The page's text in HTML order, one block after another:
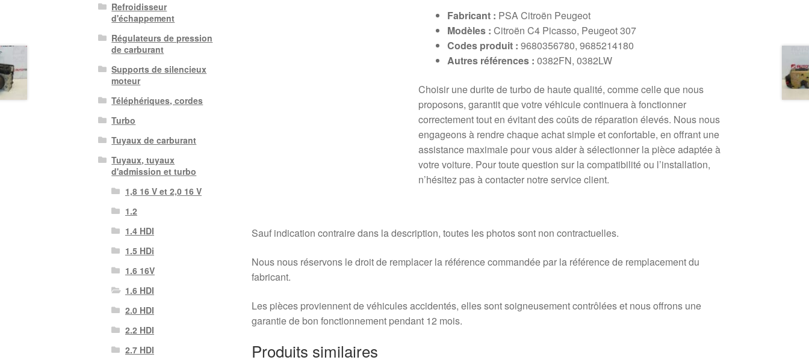
Fabricant : PSA Citroën Peugeot
Modèles : Citroën C4 Picasso, Peugeot 307
Codes produit : 9680356780, 9685214180
Autres références : 0382FN, 0382LW
Choisir une durite de turbo de haute qualité, comme celle que nous
proposons, garantit que votre véhicule continuera à fonctionner
correctement tout en évitant des coûts de réparation élevés. Nous nous
engageons à rendre chaque achat simple et confortable, en offrant une
assistance maximale pour vous aider à sélectionner la pièce adaptée à
votre voiture. Pour toute question sur la compatibilité ou l’installation,
n’hésitez pas à contacter notre service client.
Sauf indication contraire dans la description, toutes les photos sont non contractuelles.
Nous nous réservons le droit de remplacer la référence commandée par la référence de remplacement du
fabricant.
Les pièces proviennent de véhicules accidentés, elles sont soigneusement contrôlées et nous offrons une
garantie de bon fonctionnement pendant 12 mois.
Produits similaires
Refroidisseur
d'échappement
Régulateurs de pression
de carburant
Supports de silencieux
moteur
Téléphériques, cordes
Turbo
Tuyaux de carburant
Tuyaux, tuyaux
d'admission et turbo
1,8 16 V et 2,0 16 V
1.2
1.4 HDI
1.5 HDi
1.6 16V
1.6 HDI
2.0 HDI
2.2 HDI
2.7 HDI